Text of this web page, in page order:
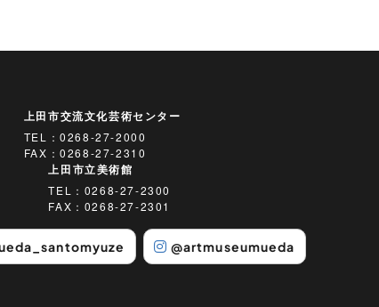
上田市交流文化芸術センター
TEL：0268-27-2000
FAX：0268-27-2310
上田市立美術館
TEL： 0268-27-2300
FAX：0268-27-2301
@artmuseumueda